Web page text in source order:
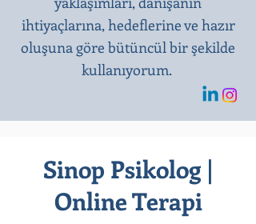
ihtiyaçlarına, hedeflerine ve hazır
oluşuna göre bütüncül bir şekilde
kullanıyorum.
Sinop Psikolog |
Online Terapi